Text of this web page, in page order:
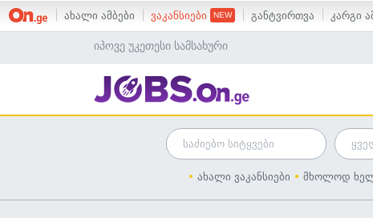
ახალი ამბები ვაკანსიები განტვირთვა კარგი
იპოვე უკეთესი სამსახური
ახალი ვაკანსიები მხოლოდ